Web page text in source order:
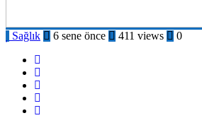
Sağlık 6 sene önce 411 views 0